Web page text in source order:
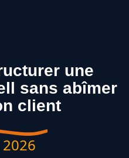
une
sans abîmer
client